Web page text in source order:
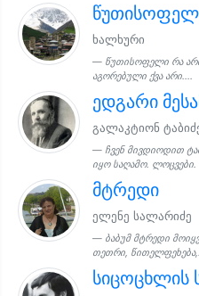
ხალხური
წუთისოფელი რა
აგორებული ქვა არი....
ედგარი
გალაკტიონ
ჩვენ მივდიოდით
იყო საღამო. ლოცვები.
მტრედი
ელენე სალარიძე
ბაბუმ მტრედი
თეთრი,
სიცოცხლის